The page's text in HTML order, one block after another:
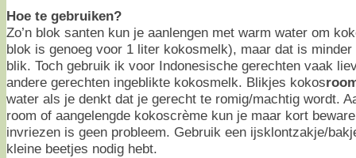
Hoe te gebruiken?
Zo’n blok santen kun je aanlengen met warm water om
blok is genoeg voor 1 liter kokosmelk), maar dat is
blik. Toch gebruik ik voor Indonesische gerechten vaak
andere gerechten ingeblikte kokosmelk. Blikjes kokos
water als je denkt dat je gerecht te romig/machtig wordt.
room of aangelengde kokoscrème kun je maar kort
invriezen is geen probleem. Gebruik een ijsklontzakje/
kleine beetjes nodig hebt.